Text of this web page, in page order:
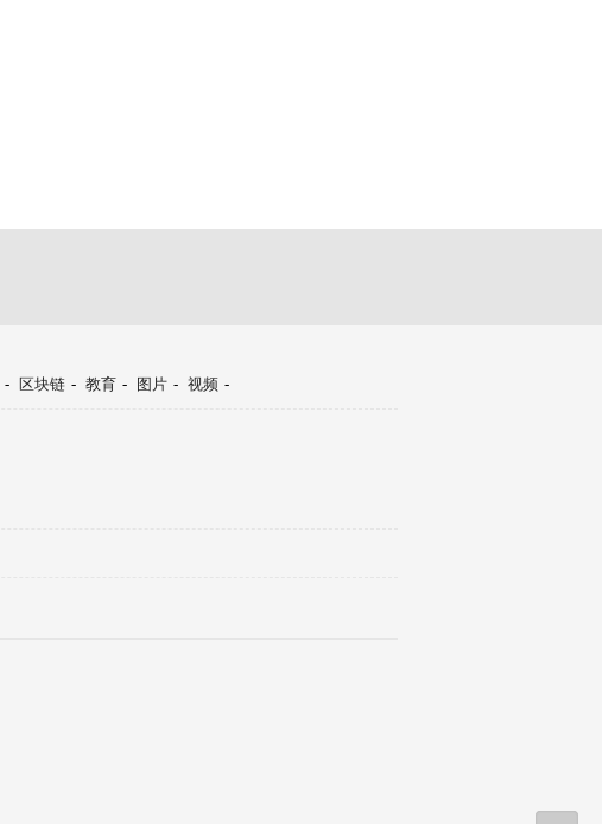
- 区块链 - 教育 - 图片 - 视频 -